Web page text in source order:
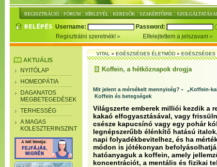
REGISZTRÁCIÓ : FÓRUM : HÍRLEVÉL : KERESŐK : SZAKÉRTŐINK :
Username:
Password:
Regisztrálni szeretnék!
Elfelejtettem a jelszavam
AKTUÁLIS
NYITÓLAP
HOMEOPÁTIA
DAGANATOS
MEGBETEGEDÉSEK
TERHESSÉG
A MAGAS
KOLESZTERINSZINT
VITAL»EGÉSZSÉGES ÉLETMÓD»
Koffein, a hétköznapok drogja
Mit jelent a mérsékelt mennyiség? - „Koffein-
Koffein és betegségek
Világszerte emberek milliói kezdik a
kakaó elfogyasztásával, vagy
csésze kapucsínó vagy egy pohár
legnépszerűbb élénkítő hatású
napi folyadékbevitelhez, és ha
módon is jótékonyan
hatóanyaguk a koffein, amely
koncentrációt, a mentális és fizikai